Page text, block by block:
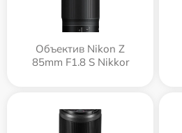
Объектив Nikon Z
85mm F1.8 S Nikkor